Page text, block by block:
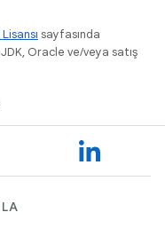
sayfasında
Oracle ve/veya satış